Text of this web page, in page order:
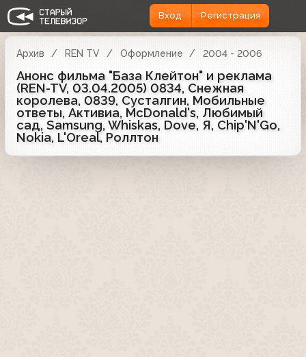
Вход Регистрация
Архив REN TV Оформление 2004 - 2006
Анонс фильма "База Клейтон" и реклама
(REN-TV, 03.04.2005) 0834, Снежная
королева, 0839, Сусталгин, Мобильные
ответы, Активиа, McDonald's, Любимый
сад, Samsung, Whiskas, Dove, Я, Chip'N'Go,
Nokia, L'Oreal, Роллтон